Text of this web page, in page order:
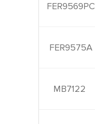
FER9569PC
FER9575A
MB7122